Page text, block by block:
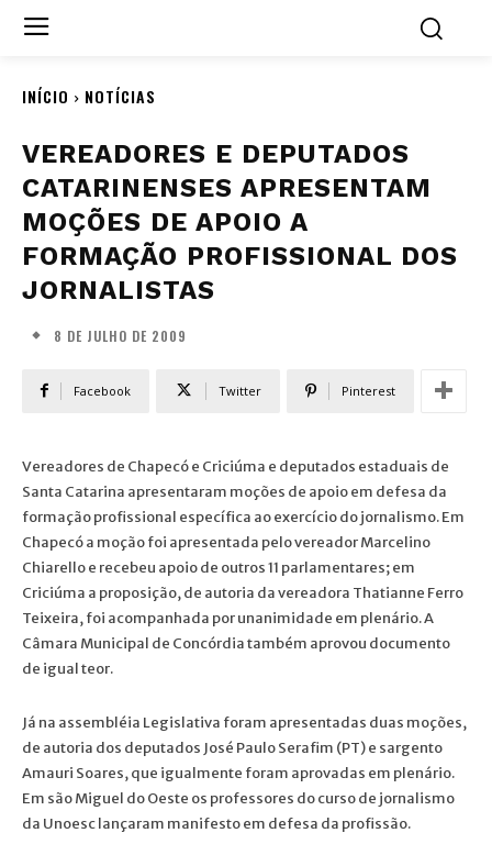
INÍCIO NOTÍCIAS
VEREADORES E DEPUTADOS
CATARINENSES APRESENTAM
MOÇÕES DE APOIO A
FORMAÇÃO PROFISSIONAL DOS
JORNALISTAS
8 DE JULHO DE 2009
Facebook Twitter Pinterest
Vereadores de Chapecó e Criciúma e deputados estaduais de
Santa Catarina apresentaram moções de apoio em defesa da
formação profissional específica ao exercício do jornalismo. Em
Chapecó a moção foi apresentada pelo vereador Marcelino
Chiarello e recebeu apoio de outros 11 parlamentares; em
Criciúma a proposição, de autoria da vereadora Thatianne Ferro
Teixeira, foi acompanhada por unanimidade em plenário. A
Câmara Municipal de Concórdia também aprovou documento
de igual teor.
Já na assembléia Legislativa foram apresentadas duas moções,
de autoria dos deputados José Paulo Serafim (PT) e sargento
Amauri Soares, que igualmente foram aprovadas em plenário.
Em são Miguel do Oeste os professores do curso de jornalismo
da Unoesc lançaram manifesto em defesa da profissão.